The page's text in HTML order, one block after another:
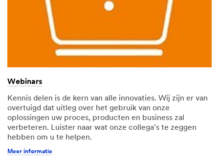
Land
Nederland
T
a
a
Provincie
-- Selecteer één optie --
aan te vinken geef
Webinars
Kennis delen is de kern van alle innovaties. Wij zijn er van
overtuigd dat uitleg over het gebruik van onze
oplossingen uw proces, producten en business zal
verbeteren. Luister naar wat onze collega's te zeggen
hebben om u te helpen.
Meer informatie